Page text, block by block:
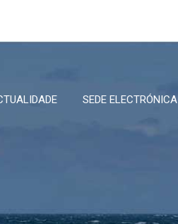
SEDE ELECTRÓNICA